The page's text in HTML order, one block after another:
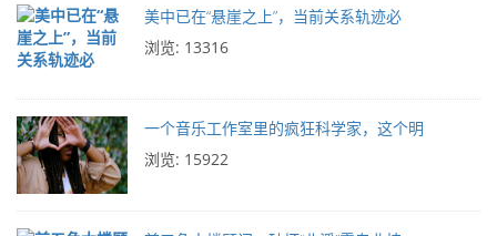
美中已在“悬崖之上”，当前关系轨迹必
浏览: 13316
一个音乐工作室里的疯狂科学家，这个明
浏览: 15922